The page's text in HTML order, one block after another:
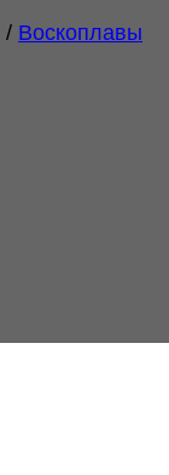
/ Воскоплавы